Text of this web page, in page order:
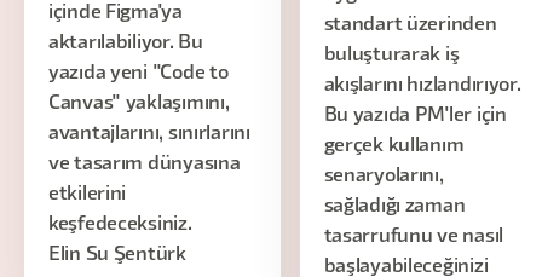
içinde Figma'ya
aktarılabiliyor. Bu
yazıda yeni "Code to
Canvas" yaklaşımını,
avantajlarını, sınırlarını
ve tasarım dünyasına
etkilerini
keşfedeceksiniz.
Elin Su Şentürk
standart üzerinden
buluşturarak iş
akışlarını hızlandırıyor.
Bu yazıda PM'ler için
gerçek kullanım
senaryolarını,
sağladığı zaman
tasarrufunu ve nasıl
başlayabileceğinizi